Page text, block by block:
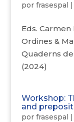
por frasespal |
Eds.
Ordines &
Quaderns
(2024)
Workshop:
and
por frasespal |